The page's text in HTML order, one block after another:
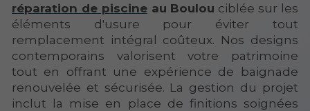
réparation de piscineau Boulou ciblée sur les
éléments d'usure pour éviter tout
remplacement intégral coûteux. Nos designs
contemporains valorisent votre patrimoine
tout en offrant une expérience de baignade
renouvelée et sécurisée. La gestion du projet
inclut la mise en place de finitions soignées